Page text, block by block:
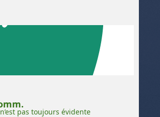
pas toujours évidente